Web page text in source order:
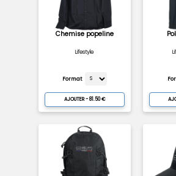
Chemise popeline
Lifestyle
Format
AJOUTER - 81.50 €